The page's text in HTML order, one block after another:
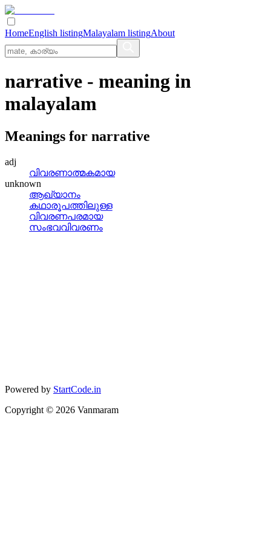
HomeEnglish listingMalayalam listingAbout
narrative - meaning in
malayalam
Meanings for narrative
adj
വിവരണാത്മകമായ
unknown
ആഖ്യാനം
കഥാരൂപത്തിലുള്ള
വിവരണപരമായ
സംഭവവിവരണം
Powered by StartCode.in
Copyright © 2026 Vanmaram